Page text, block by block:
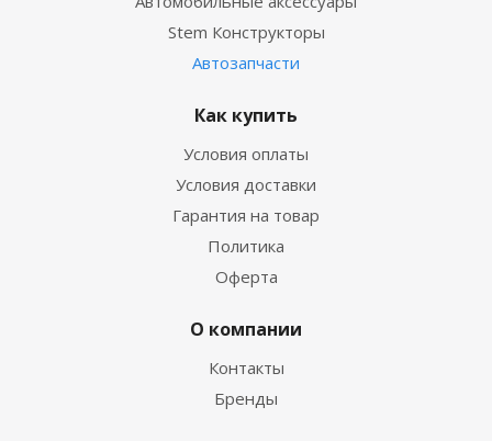
Stem Конструкторы
Автозапчасти
Как купить
Условия оплаты
Условия доставки
Гарантия на товар
Политика
Оферта
О компании
Контакты
Бренды